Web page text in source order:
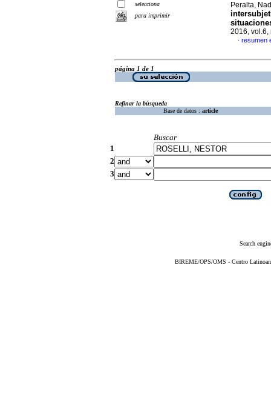
selecciona
para imprimir
Peralta,
2016, vol.6,
· resumen
página 1 de 1
Refinar la búsqueda
Base de datos : article
Buscar
1
2
3
Search
BIREME/OPS/OMS - Centro